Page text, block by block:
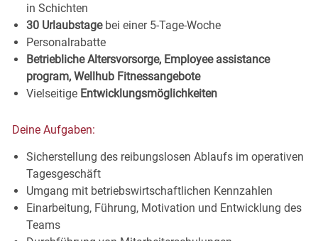
in Schichten
30 Urlaubstage bei einer 5-Tage-Woche
Personalrabatte
Betriebliche Altersvorsorge, Employee assistance
program, Wellhub Fitnessangebote
Vielseitige Entwicklungsmöglichkeiten
Deine Aufgaben:
Sicherstellung des reibungslosen Ablaufs im operativen
Tagesgeschäft
Umgang mit betriebswirtschaftlichen Kennzahlen
Einarbeitung, Führung, Motivation und Entwicklung des
Teams